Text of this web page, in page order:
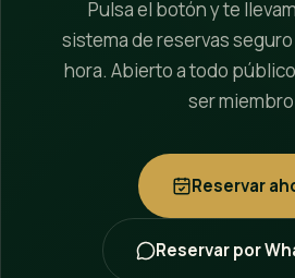
Pulsa el botón y te
sistema de reservas
hora. Abierto a todo
ser
Reservar
Reservar por